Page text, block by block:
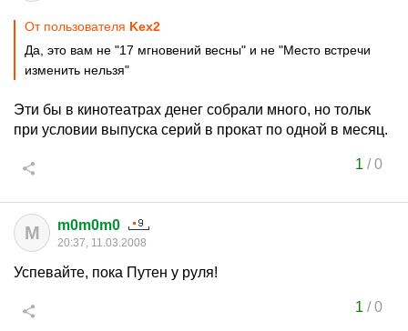
От пользователя Kex2
Да, это вам не "17 мгновений весны" и не "Место встречи
изменить нельзя"
Эти бы в кинотеатрах денег собрали много, но тольк
при условии выпуска серий в прокат по одной в месяц.
1 /0
M m0m0m0
20:37, 11.03.2008
Успевайте, пока Путен у руля!
1 /0